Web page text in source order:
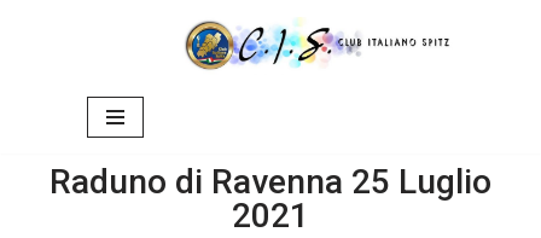
Raduno di Ravenna 25 Luglio
2021